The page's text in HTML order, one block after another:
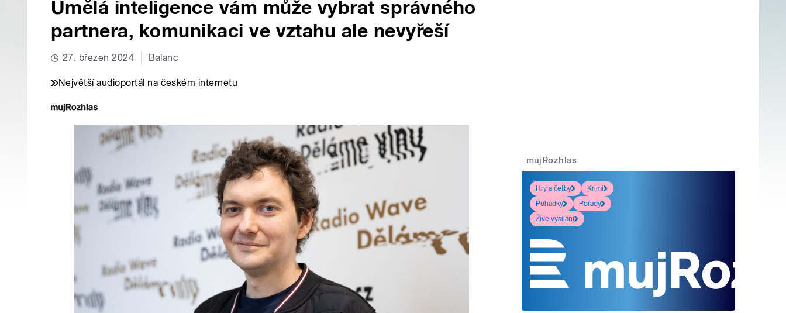
Umělá inteligence vám může vybrat správného
partnera, komunikaci ve vztahu ale nevyřeší
27. březen 2024 Balanc
Největší audioportál na českém internetu
mujRozhlas
Hry a četby
Krimi
Pohádky
Pořady
Živé vysílání